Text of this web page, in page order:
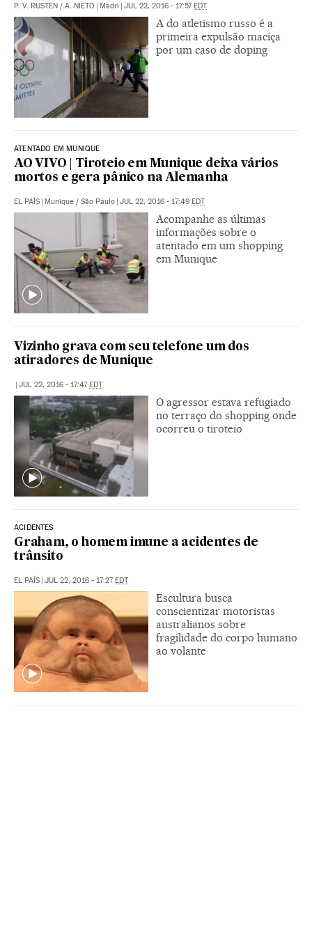
P. V. RUSTEN / A. NIETO | Madri | JUL 22, 2016 - 17:57EDT
A do atletismo russo é a
primeira expulsão maciça
por um caso de doping
ATENTADO EM MUNIQUE
AO VIVO | Tiroteio em Munique deixa vários
mortos e gera pânico na Alemanha
EL PAÍS | Munique / São Paulo | JUL 22, 2016 - 17:49 EDT
Acompanhe as últimas
informações sobre o
atentado em um shopping
em Munique
Vizinho grava com seu telefone um dos
atiradores de Munique
| JUL 22, 2016 - 17:47EDT
O agressor estava refugiado
no terraço do shopping onde
ocorreu o tiroteio
ACIDENTES
Graham, o homem imune a acidentes de
trânsito
EL PAÍS | JUL 22, 2016 - 17:27EDT
Escultura busca
conscientizar motoristas
australianos sobre
fragilidade do corpo humano
ao volante